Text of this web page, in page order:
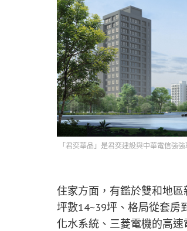
「君奕華品」是君奕建設與中華電信強
住家方面，有鑑於雙和地
坪數14~39坪、格局從套房
化水系統、三菱電機的高